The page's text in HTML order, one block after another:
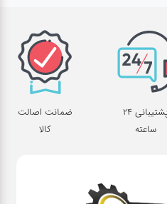
پشتیبانی 24
ساعته
ضمانت اصالت
کالا